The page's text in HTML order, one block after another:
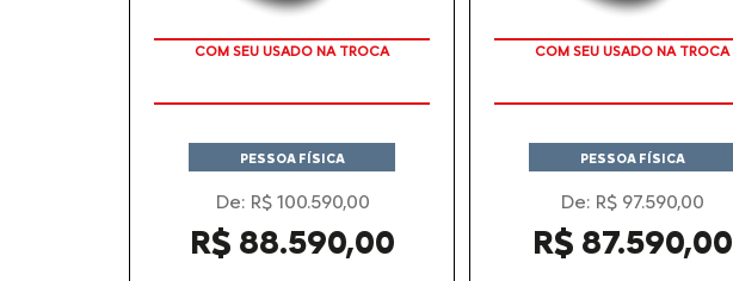
COM SEU USADO NA TROCA
PESSOA FÍSICA
De: R$ 100.590,00
R$ 88.590,00
TAXA ZERO
PESSOA FÍSICA
De: R$ 97.590,00
R$ 87.590,00